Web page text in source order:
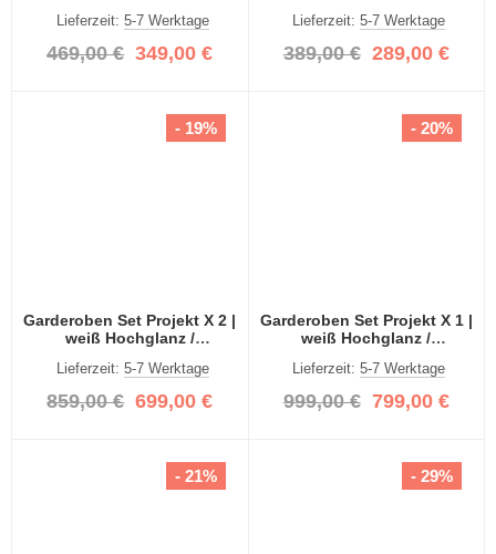
Lieferzeit: 5-7 Werktage
469,00 € 349,00 €
Lieferzeit:5-7 Werktage
389,00 € 289,00 €
Garderoben Set Projekt X 2 |
weiß Hochglanz /
Lieferzeit: 5-7 Werktage
859,00 € 699,00 €
- 19%
Garderoben Set Projekt X 1 |
weiß Hochglanz /
Lieferzeit:5-7 Werktage
999,00 € 799,00 €
- 20%
- 21% - 29%